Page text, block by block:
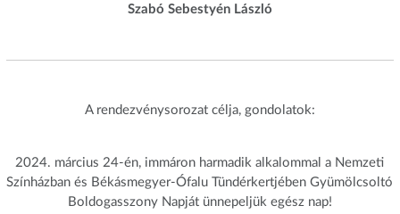
Szabó Sebestyén László
A rendezvénysorozat célja, gondolatok:
2024. március 24-én, immáron harmadik alkalommal a Nemzeti
Színházban és Békásmegyer-Ófalu Tündérkertjében Gyümölcsoltó
Boldogasszony Napját ünnepeljük egész nap!